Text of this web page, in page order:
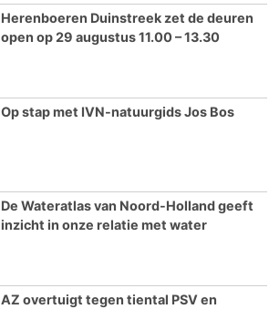
Herenboeren Duinstreek zet de deuren
open op 29 augustus 11.00 – 13.30
Op stap met IVN-natuurgids Jos Bos
De Wateratlas van Noord-Holland geeft
inzicht in onze relatie met water
AZ overtuigt tegen tiental PSV en